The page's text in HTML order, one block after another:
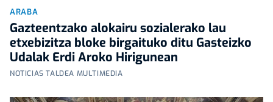
ARABA
Gazteentzako alokairu sozialerako lau
etxebizitza bloke birgaituko ditu Gasteizko
Udalak Erdi Aroko Hirigunean
NOTICIAS TALDEA MULTIMEDIA